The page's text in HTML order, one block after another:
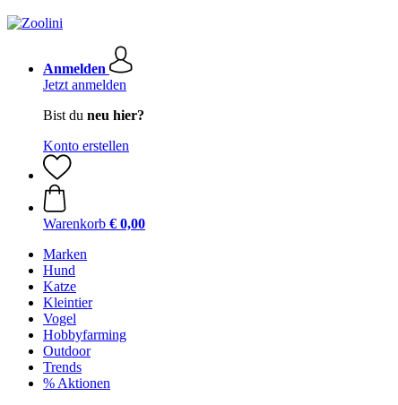
Anmelden
Jetzt anmelden
Bist du neu hier?
Konto erstellen
Warenkorb € 0,00
Marken
Hund
Katze
Kleintier
Vogel
Hobbyfarming
Outdoor
Trends
% Aktionen